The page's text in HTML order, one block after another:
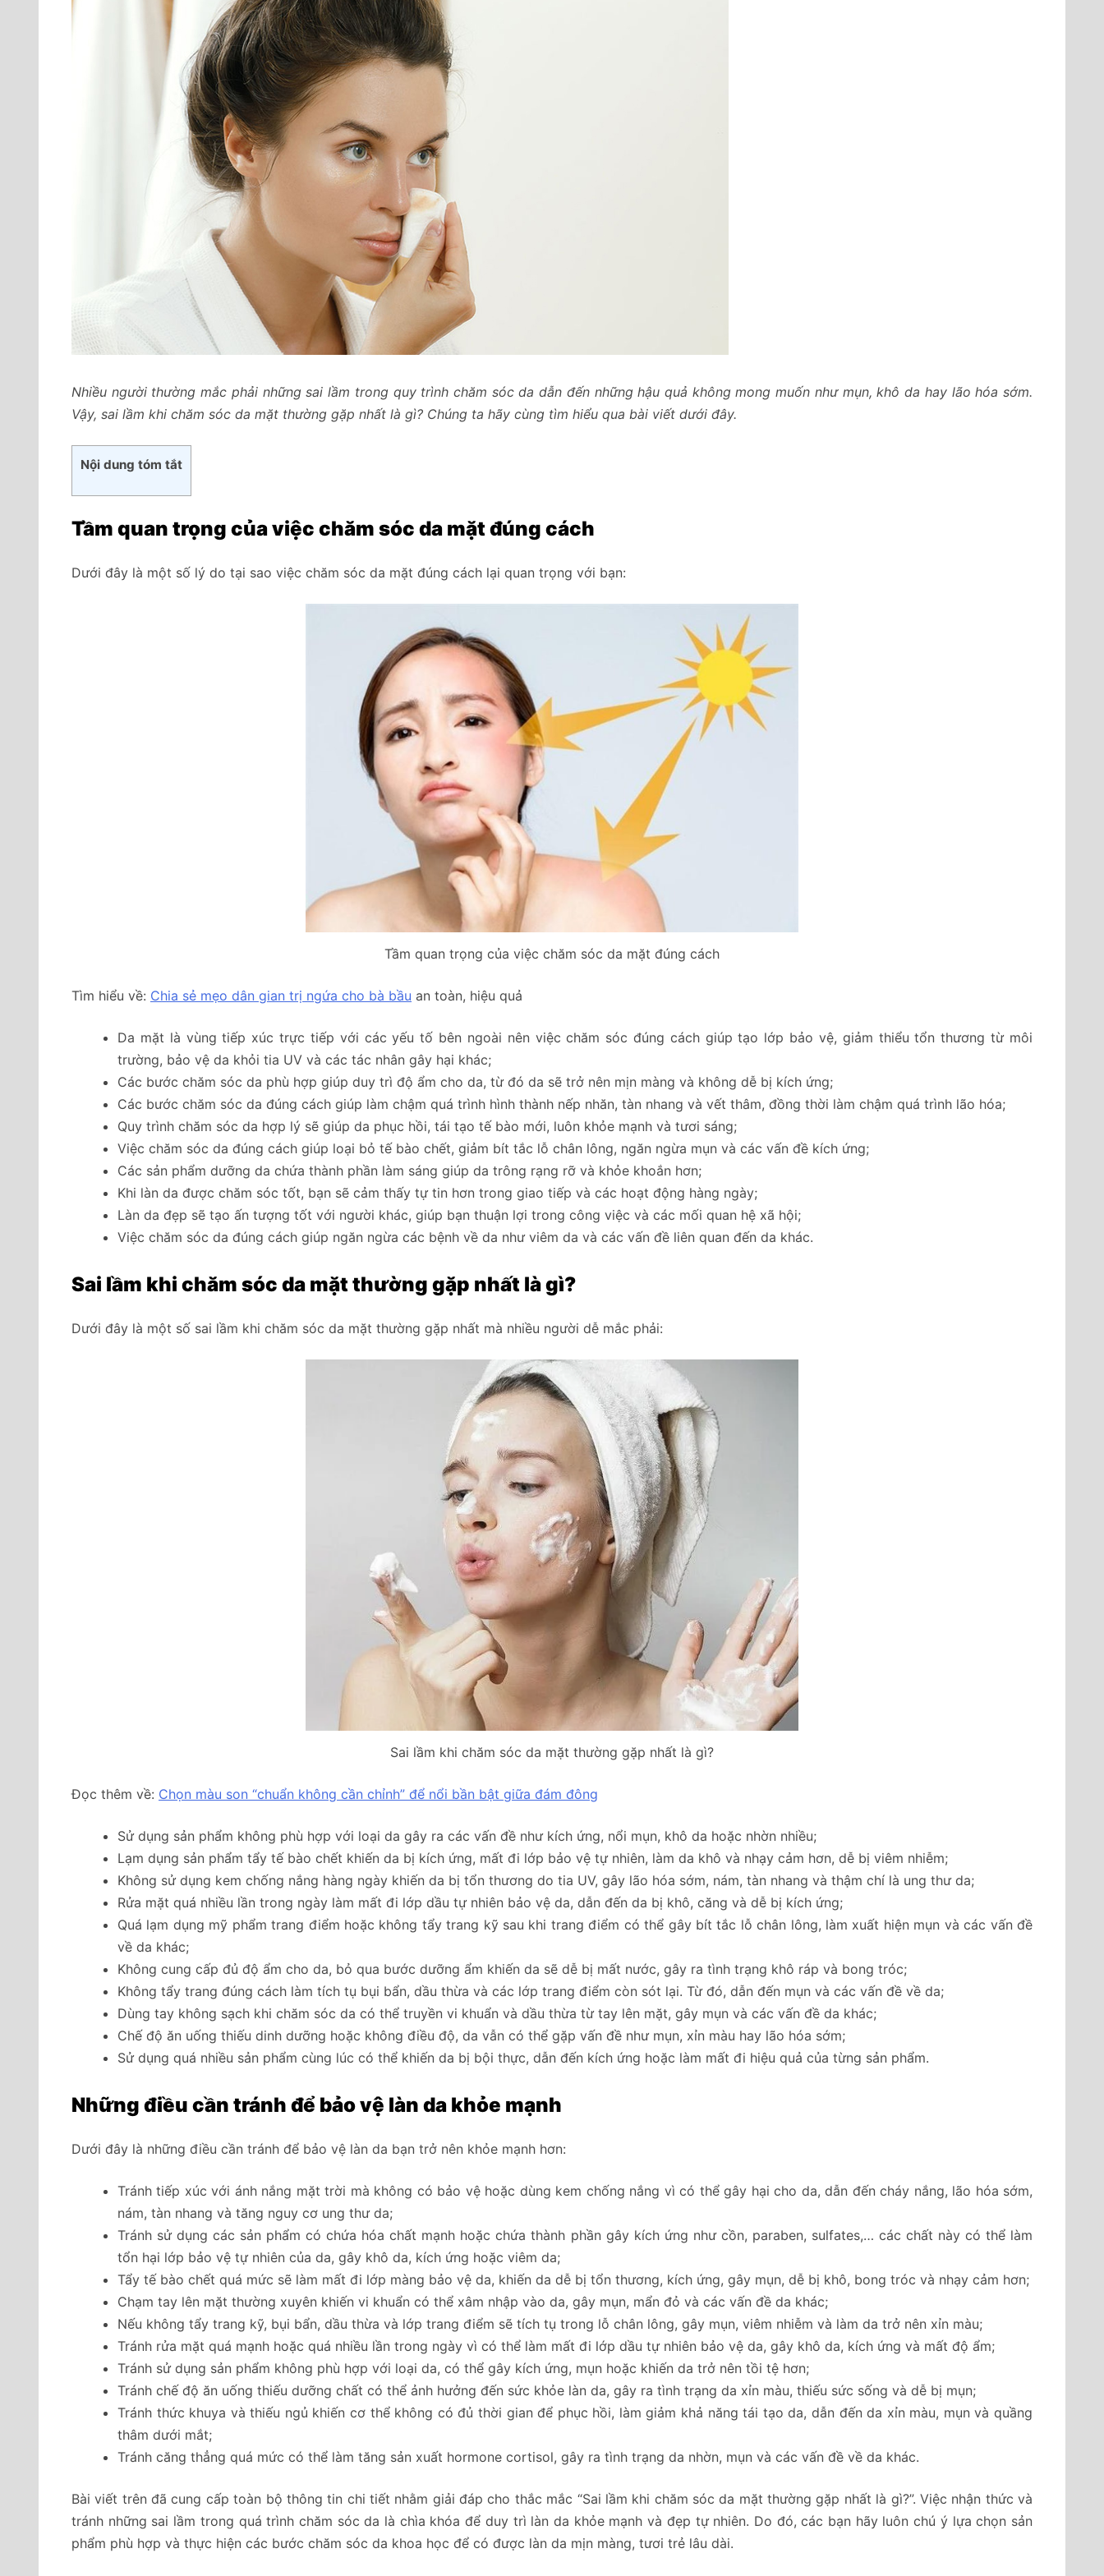
Nhiều người thường mắc phải những sai lầm trong quy trình chăm sóc da dẫn đến những hậu quả không mong muốn như mụn, khô da hay lão hóa sớm.
Vậy, sai lầm khi chăm sóc da mặt thường gặp nhất là gì? Chúng ta hãy cùng tìm hiểu qua bài viết dưới đây.
Nội dung tóm tắt
Tầm quan trọng của việc chăm sóc da mặt đúng cách
Dưới đây là một số lý do tại sao việc chăm sóc da mặt đúng cách lại quan trọng với bạn:
Tầm quan trọng của việc chăm sóc da mặt đúng cách
Tìm hiểu về: Chia sẻ mẹo dân gian trị ngứa cho bà bầu an toàn, hiệu quả
Da mặt là vùng tiếp xúc trực tiếp với các yếu tố bên ngoài nên việc chăm sóc đúng cách giúp tạo lớp bảo vệ, giảm thiểu tổn thương từ môi
trường, bảo vệ da khỏi tia UV và các tác nhân gây hại khác;
Các bước chăm sóc da phù hợp giúp duy trì độ ẩm cho da, từ đó da sẽ trở nên mịn màng và không dễ bị kích ứng;
Các bước chăm sóc da đúng cách giúp làm chậm quá trình hình thành nếp nhăn, tàn nhang và vết thâm, đồng thời làm chậm quá trình lão hóa;
Quy trình chăm sóc da hợp lý sẽ giúp da phục hồi, tái tạo tế bào mới, luôn khỏe mạnh và tươi sáng;
Việc chăm sóc da đúng cách giúp loại bỏ tế bào chết, giảm bít tắc lỗ chân lông, ngăn ngừa mụn và các vấn đề kích ứng;
Các sản phẩm dưỡng da chứa thành phần làm sáng giúp da trông rạng rỡ và khỏe khoắn hơn;
Khi làn da được chăm sóc tốt, bạn sẽ cảm thấy tự tin hơn trong giao tiếp và các hoạt động hàng ngày;
Làn da đẹp sẽ tạo ấn tượng tốt với người khác, giúp bạn thuận lợi trong công việc và các mối quan hệ xã hội;
Việc chăm sóc da đúng cách giúp ngăn ngừa các bệnh về da như viêm da và các vấn đề liên quan đến da khác.
Sai lầm khi chăm sóc da mặt thường gặp nhất là gì?
Dưới đây là một số sai lầm khi chăm sóc da mặt thường gặp nhất mà nhiều người dễ mắc phải:
Sai lầm khi chăm sóc da mặt thường gặp nhất là gì?
Đọc thêm về: Chọn màu son “chuẩn không cần chỉnh” để nổi bần bật giữa đám đông
Sử dụng sản phẩm không phù hợp với loại da gây ra các vấn đề như kích ứng, nổi mụn, khô da hoặc nhờn nhiều;
Lạm dụng sản phẩm tẩy tế bào chết khiến da bị kích ứng, mất đi lớp bảo vệ tự nhiên, làm da khô và nhạy cảm hơn, dễ bị viêm nhiễm;
Không sử dụng kem chống nắng hàng ngày khiến da bị tổn thương do tia UV, gây lão hóa sớm, nám, tàn nhang và thậm chí là ung thư da;
Rửa mặt quá nhiều lần trong ngày làm mất đi lớp dầu tự nhiên bảo vệ da, dẫn đến da bị khô, căng và dễ bị kích ứng;
Quá lạm dụng mỹ phẩm trang điểm hoặc không tẩy trang kỹ sau khi trang điểm có thể gây bít tắc lỗ chân lông, làm xuất hiện mụn và các vấn đề
về da khác;
Không cung cấp đủ độ ẩm cho da, bỏ qua bước dưỡng ẩm khiến da sẽ dễ bị mất nước, gây ra tình trạng khô ráp và bong tróc;
Không tẩy trang đúng cách làm tích tụ bụi bẩn, dầu thừa và các lớp trang điểm còn sót lại. Từ đó, dẫn đến mụn và các vấn đề về da;
Dùng tay không sạch khi chăm sóc da có thể truyền vi khuẩn và dầu thừa từ tay lên mặt, gây mụn và các vấn đề da khác;
Chế độ ăn uống thiếu dinh dưỡng hoặc không điều độ, da vẫn có thể gặp vấn đề như mụn, xỉn màu hay lão hóa sớm;
Sử dụng quá nhiều sản phẩm cùng lúc có thể khiến da bị bội thực, dẫn đến kích ứng hoặc làm mất đi hiệu quả của từng sản phẩm.
Những điều cần tránh để bảo vệ làn da khỏe mạnh
Dưới đây là những điều cần tránh để bảo vệ làn da bạn trở nên khỏe mạnh hơn:
Tránh tiếp xúc với ánh nắng mặt trời mà không có bảo vệ hoặc dùng kem chống nắng vì có thể gây hại cho da, dẫn đến cháy nắng, lão hóa sớm,
nám, tàn nhang và tăng nguy cơ ung thư da;
Tránh sử dụng các sản phẩm có chứa hóa chất mạnh hoặc chứa thành phần gây kích ứng như cồn, paraben, sulfates,… các chất này có thể làm
tổn hại lớp bảo vệ tự nhiên của da, gây khô da, kích ứng hoặc viêm da;
Tẩy tế bào chết quá mức sẽ làm mất đi lớp màng bảo vệ da, khiến da dễ bị tổn thương, kích ứng, gây mụn, dễ bị khô, bong tróc và nhạy cảm hơn;
Chạm tay lên mặt thường xuyên khiến vi khuẩn có thể xâm nhập vào da, gây mụn, mẩn đỏ và các vấn đề da khác;
Nếu không tẩy trang kỹ, bụi bẩn, dầu thừa và lớp trang điểm sẽ tích tụ trong lỗ chân lông, gây mụn, viêm nhiễm và làm da trở nên xỉn màu;
Tránh rửa mặt quá mạnh hoặc quá nhiều lần trong ngày vì có thể làm mất đi lớp dầu tự nhiên bảo vệ da, gây khô da, kích ứng và mất độ ẩm;
Tránh sử dụng sản phẩm không phù hợp với loại da, có thể gây kích ứng, mụn hoặc khiến da trở nên tồi tệ hơn;
Tránh chế độ ăn uống thiếu dưỡng chất có thể ảnh hưởng đến sức khỏe làn da, gây ra tình trạng da xỉn màu, thiếu sức sống và dễ bị mụn;
Tránh thức khuya và thiếu ngủ khiến cơ thể không có đủ thời gian để phục hồi, làm giảm khả năng tái tạo da, dẫn đến da xỉn màu, mụn và quầng
thâm dưới mắt;
Tránh căng thẳng quá mức có thể làm tăng sản xuất hormone cortisol, gây ra tình trạng da nhờn, mụn và các vấn đề về da khác.
Bài viết trên đã cung cấp toàn bộ thông tin chi tiết nhằm giải đáp cho thắc mắc “Sai lầm khi chăm sóc da mặt thường gặp nhất là gì?”. Việc nhận thức và
tránh những sai lầm trong quá trình chăm sóc da là chìa khóa để duy trì làn da khỏe mạnh và đẹp tự nhiên. Do đó, các bạn hãy luôn chú ý lựa chọn sản
phẩm phù hợp và thực hiện các bước chăm sóc da khoa học để có được làn da mịn màng, tươi trẻ lâu dài.